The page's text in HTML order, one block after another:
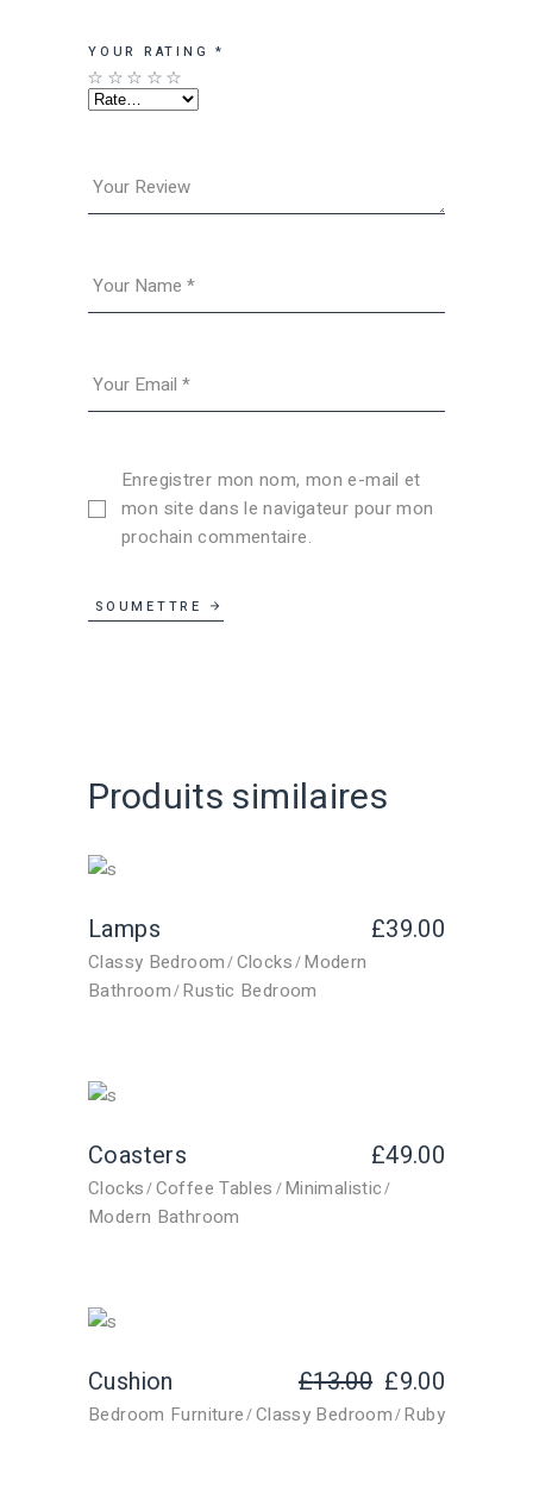
YOUR RATING *
Enregistrer mon nom, mon e-mail et
mon site dans le navigateur pour mon
prochain commentaire.
SOUMETTRE
Produits similaires
Lamps £39.00
Classy Bedroom Clocks Modern
Bathroom Rustic Bedroom
Coasters £49.00
Clocks Coffee Tables Minimalistic
Modern Bathroom
Cushion £13.00 £9.00
Bedroom Furniture Classy Bedroom Ruby